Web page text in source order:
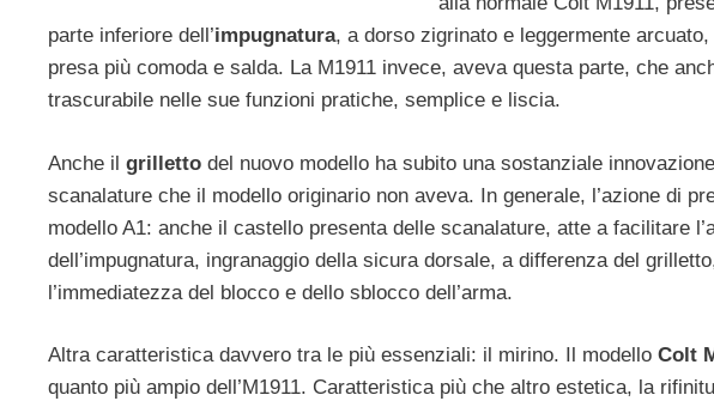
parte inferiore dell’impugnatura, a dorso zigrinato e leggermente
presa più comoda e salda. La M1911 invece, aveva questa parte, che
trascurabile nelle sue funzioni pratiche, semplice e liscia.
Anche il grilletto del nuovo modello ha subito una sostanziale
scanalature che il modello originario non aveva. In generale, l’azione di
modello A1: anche il castello presenta delle scanalature, atte a facilitare
dell’impugnatura, ingranaggio della sicura dorsale, a differenza del
l’immediatezza del blocco e dello sblocco dell’arma.
Altra caratteristica davvero tra le più essenziali: il mirino. Il modello Colt
quanto più ampio dell’M1911. Caratteristica più che altro estetica, la